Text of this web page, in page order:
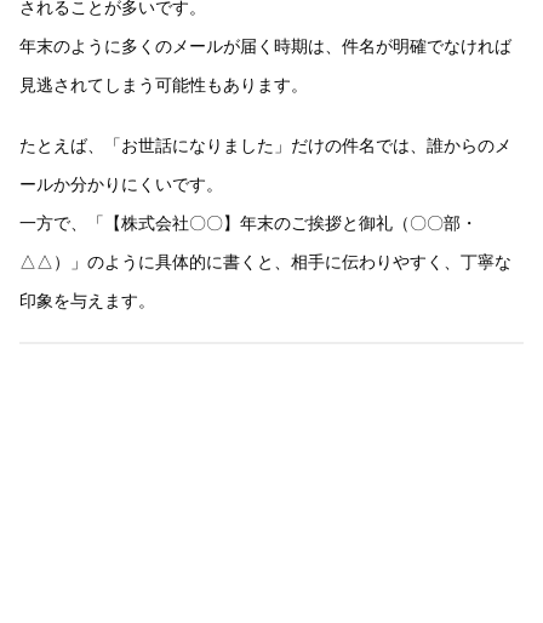
されることが多いです。
年末のように多くのメールが届く時期は、件名が明確でなければ
見逃されてしまう可能性もあります。
たとえば、「お世話になりました」だけの件名では、誰からのメ
ールか分かりにくいです。
一方で、「【株式会社〇〇】年末のご挨拶と御礼（〇〇部・
△△）」のように具体的に書くと、相手に伝わりやすく、丁寧な
印象を与えます。